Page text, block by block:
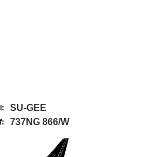
SU-GEE
737NG 866/W